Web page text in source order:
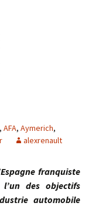
, AFA, Aymerich,
alexrenault
franquiste
des objectifs
automobile